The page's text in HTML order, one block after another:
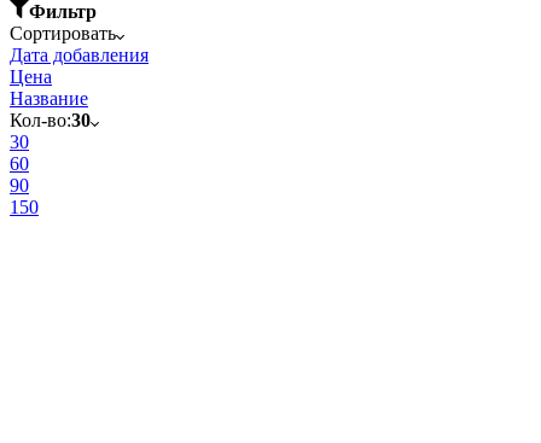
Фильтр
Сортировать
Дата добавления
Цена
Название
Кол-во:30
30
60
90
150